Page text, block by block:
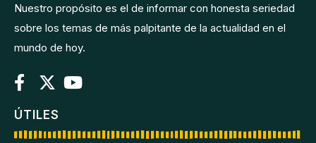
Nuestro propósito es el de informar con honesta seriedad
sobre los temas de más palpitante de la actualidad en el
mundo de hoy.
ÚTILES